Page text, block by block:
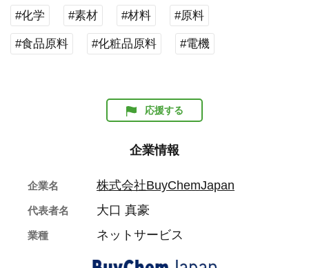
#化学 #素材 #材料 #原料
#食品原料 #化粧品原料 #電機
応援する
企業情報
企業名 株式会社BuyChemJapan
代表者名 大口 真豪
業種 ネットサービス